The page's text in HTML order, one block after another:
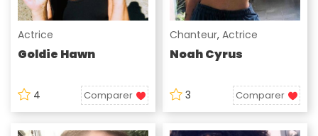
Actrice
Goldie Hawn
4 Comparer
Chanteur, Actrice
Noah Cyrus
3 Comparer